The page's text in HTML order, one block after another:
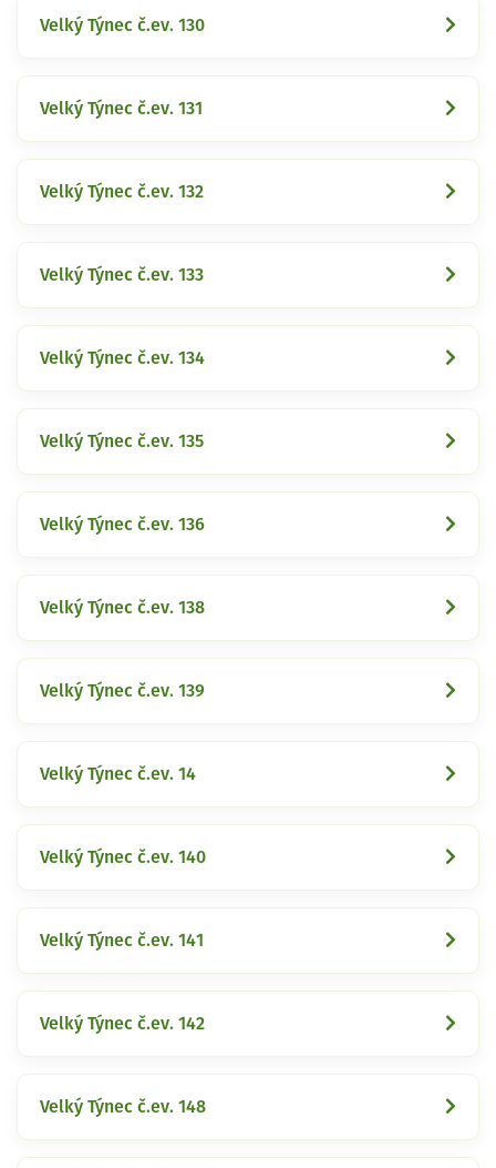
Velký Týnec č.ev. 130
Velký Týnec č.ev. 131
Velký Týnec č.ev. 132
Velký Týnec č.ev. 133
Velký Týnec č.ev. 134
Velký Týnec č.ev. 135
Velký Týnec č.ev. 136
Velký Týnec č.ev. 138
Velký Týnec č.ev. 139
Velký Týnec č.ev. 14
Velký Týnec č.ev. 140
Velký Týnec č.ev. 141
Velký Týnec č.ev. 142
Velký Týnec č.ev. 148